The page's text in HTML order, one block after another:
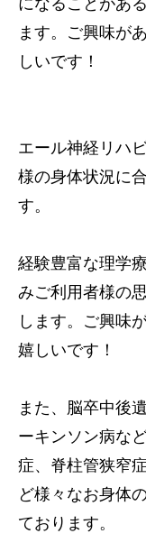
ます。ご興味が
しいです！
エール神経リハ
様の身体状況に
す。
経験豊富な理学
みご利用者様の
します。ご興味
嬉しいです！
また、脳卒中後
ーキンソン病な
症、脊柱管狭窄
ど様々なお身体
ております。